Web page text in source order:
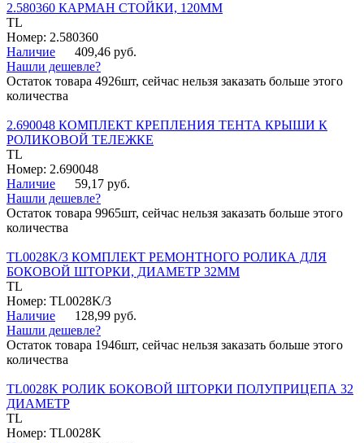
2.580360 КАРМАН СТОЙКИ, 120ММ
TL
Номер: 2.580360
Наличие
409,46 руб.
Нашли дешевле?
Остаток товара 4926шт, сейчас нельзя заказать больше этого
количества
2.690048 КОМПЛЕКТ КРЕПЛЕНИЯ ТЕНТА КРЫШИ К
РОЛИКОВОЙ ТЕЛЕЖКЕ
TL
Номер: 2.690048
Наличие
59,17 руб.
Нашли дешевле?
Остаток товара 9965шт, сейчас нельзя заказать больше этого
количества
TL0028K/3 КОМПЛЕКТ РЕМОНТНОГО РОЛИКА ДЛЯ
БОКОВОЙ ШТОРКИ, ДИАМЕТР 32ММ
TL
Номер: TL0028K/3
Наличие
128,99 руб.
Нашли дешевле?
Остаток товара 1946шт, сейчас нельзя заказать больше этого
количества
TL0028K РОЛИК БОКОВОЙ ШТОРКИ ПОЛУПРИЦЕПА 32
ДИАМЕТР
TL
Номер: TL0028K